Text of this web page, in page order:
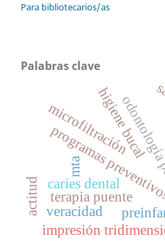
Para bibliotecarios/as
Palabras clave
higiene bucal
programas
impresión
caries dental
terapia puente
microfiltración
actitud
mta
veracidad